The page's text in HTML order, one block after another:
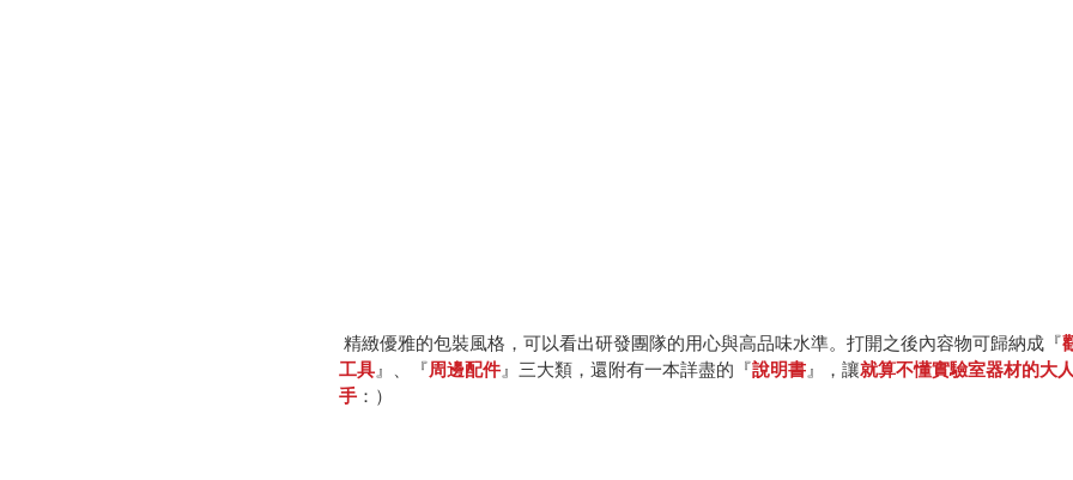
精緻優雅的包裝風格，可以看出研發團隊的用心與高品味水準。打開之後內容物可歸納成『
工具 』、『周邊配件』三大類，還附有一本詳盡的『說明書 』，讓就算不懂實驗室器材的大
手 ：）